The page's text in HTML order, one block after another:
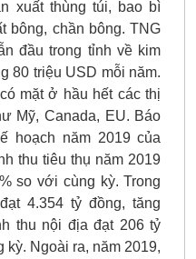
xuất thùng túi, bao bì
bông, chần bông. TNG
đầu trong tỉnh về kim
80 triệu USD mỗi năm.
mặt ở hầu hết các thị
Mỹ, Canada, EU. Báo
hoạch năm 2019 của
thu tiêu thụ năm 2019
so với cùng kỳ. Trong
4.354 tỷ đồng, tăng
thu nội địa đạt 206 tỷ
kỳ. Ngoài ra, năm 2019,